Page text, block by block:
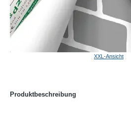
XXL-Ansicht
Produktbeschreibung